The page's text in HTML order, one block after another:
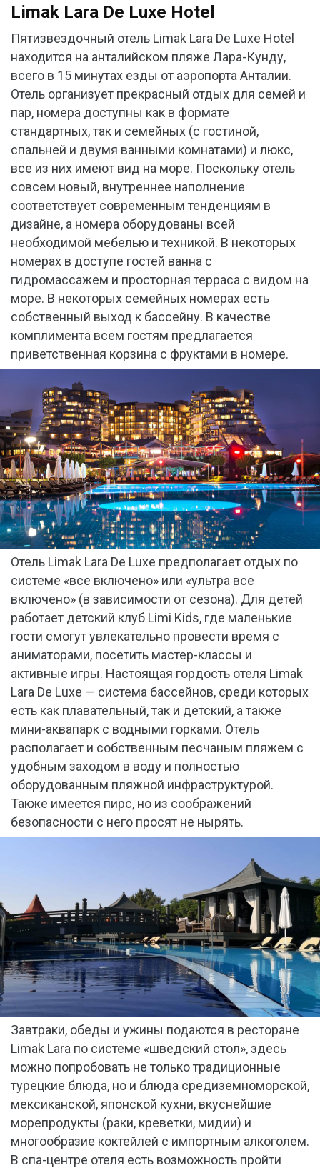
Limak Lara De Luxe Hotel
Пятизвездочный отель Limak Lara De Luxe Hotel
находится на анталийском пляже Лара-Кунду,
всего в 15 минутах езды от аэропорта Анталии.
Отель организует прекрасный отдых для семей и
пар, номера доступны как в формате
стандартных, так и семейных (с гостиной,
спальней и двумя ванными комнатами) и люкс,
все из них имеют вид на море. Поскольку отель
совсем новый, внутреннее наполнение
соответствует современным тенденциям в
дизайне, а номера оборудованы всей
необходимой мебелью и техникой. В некоторых
номерах в доступе гостей ванна с
гидромассажем и просторная терраса с видом на
море. В некоторых семейных номерах есть
собственный выход к бассейну. В качестве
комплимента всем гостям предлагается
приветственная корзина с фруктами в номере.
Отель Limak Lara De Luxe предполагает отдых по
системе «все включено» или «ультра все
включено» (в зависимости от сезона). Для детей
работает детский клуб Limi Kids, где маленькие
гости смогут увлекательно провести время с
аниматорами, посетить мастер-классы и
активные игры. Настоящая гордость отеля Limak
Lara De Luxe — система бассейнов, среди которых
есть как плавательный, так и детский, а также
мини-аквапарк с водными горками. Отель
располагает и собственным песчаным пляжем с
удобным заходом в воду и полностью
оборудованным пляжной инфраструктурой.
Также имеется пирс, но из соображений
безопасности с него просят не нырять.
Завтраки, обеды и ужины подаются в ресторане
Limak Lara по системе «шведский стол», здесь
можно попробовать не только традиционные
турецкие блюда, но и блюда средиземноморской,
мексиканской, японской кухни, вкуснейшие
морепродукты (раки, креветки, мидии) и
многообразие коктейлей с импортным алкоголем.
В спа-центре отеля есть возможность пройти